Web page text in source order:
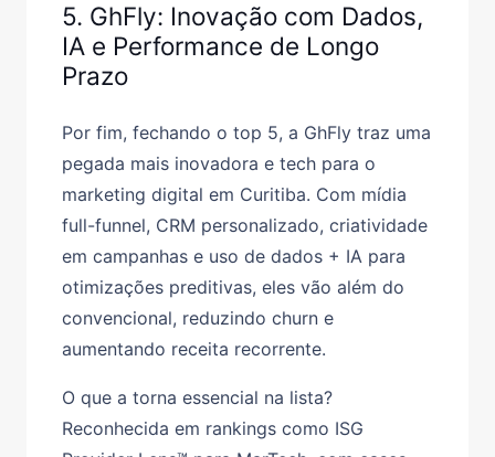
5. GhFly: Inovação com Dados,
IA e Performance de Longo
Prazo
Por fim, fechando o top 5, a GhFly traz uma
pegada mais inovadora e tech para o
marketing digital em Curitiba. Com mídia
full-funnel, CRM personalizado, criatividade
em campanhas e uso de dados + IA para
otimizações preditivas, eles vão além do
convencional, reduzindo churn e
aumentando receita recorrente.
O que a torna essencial na lista?
Reconhecida em rankings como ISG